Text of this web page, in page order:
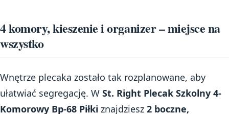
4 komory, kieszenie i organizer – miejsce na
wszystko
Wnętrze plecaka zostało tak rozplanowane, aby
ułatwiać segregację. W St. Right Plecak Szkolny 4-
Komorowy Bp-68 Piłki znajdziesz 2 boczne,